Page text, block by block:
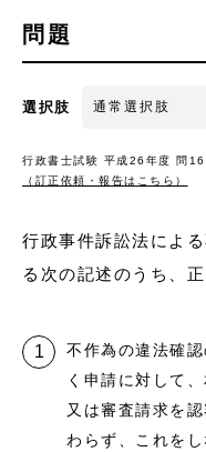
問題
選択肢
行政書士試験 平成26年度 問16
（訂正依頼・報告はこちら）
行政事件訴訟法によ
る次の記述のうち、
不作為の違法確
く申請に対して
又は審査請求を
わらず、これを